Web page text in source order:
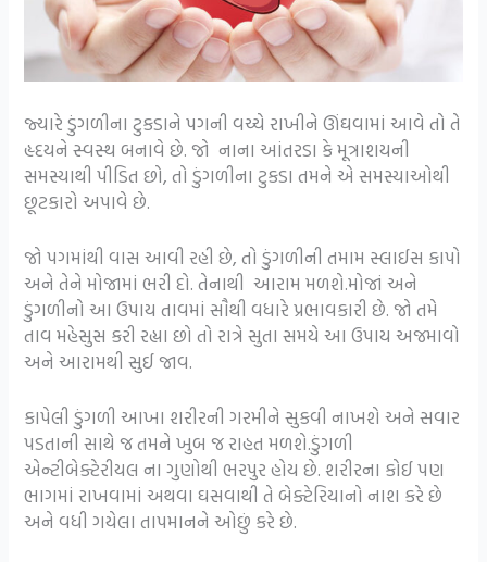
જ્યારે ડુંગળીના ટુકડાને પગની વચ્ચે રાખીને ઊંઘવામાં આવે તો તે
હૃદયને સ્વસ્થ બનાવે છે. જો નાના આંતરડા કે મૂત્રાશયની
સમસ્યાથી પીડિત છો, તો ડુંગળીના ટુકડા તમને એ સમસ્યાઓથી
છૂટકારો અપાવે છે.
જો પગમાંથી વાસ આવી રહી છે, તો ડુંગળીની તમામ સ્લાઈસ કાપો
અને તેને મોજામાં ભરી દો. તેનાથી આરામ મળશે.મોજાં અને
ડુંગળીનો આ ઉપાય તાવમાં સૌથી વધારે પ્રભાવકારી છે. જો તમે
તાવ મહેસુસ કરી રહ્યા છો તો રાત્રે સુતા સમયે આ ઉપાય અજમાવો
અને આરામથી સુઈ જાવ.
કાપેલી ડુંગળી આખા શરીરની ગરમીને સુકવી નાખશે અને સવાર
પડતાની સાથે જ તમને ખુબ જ રાહત મળશે.ડુંગળી
એન્ટીબેક્ટેરીયલ ના ગુણોથી ભરપુર હોય છે. શરીરના કોઈ પણ
ભાગમાં રાખવામાં અથવા ઘસવાથી તે બેક્ટેરિયાનો નાશ કરે છે
અને વધી ગયેલા તાપમાનને ઓછું કરે છે.